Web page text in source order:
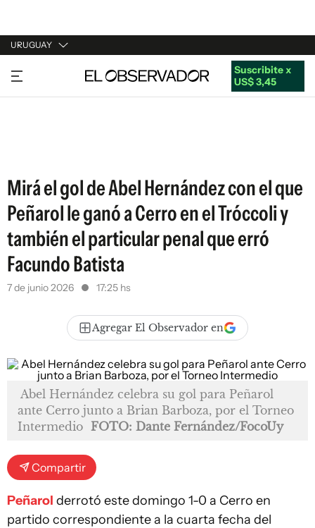
URUGUAY
URUGUAY
ARGENTINA
Suscribite x
US$ 3,45
Mirá el gol de Abel Hernández con el que
Peñarol le ganó a Cerro en el Tróccoli y
también el particular penal que erró
Facundo Batista
7 de junio 2026 17:25 hs
Agregar El Observador en
Abel Hernández celebra su gol para Peñarol
ante Cerro junto a Brian Barboza, por el Torneo
Intermedio FOTO: Dante Fernández/FocoUy
Compartir
Peñarol derrotó este domingo 1-0 a Cerro en
partido correspondiente a la cuarta fecha del